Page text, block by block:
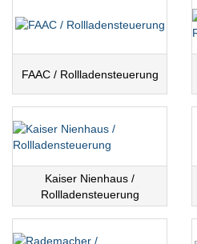
FAAC / Rollladensteuerung
Kaiser Nienhaus /
Rollladensteuerung